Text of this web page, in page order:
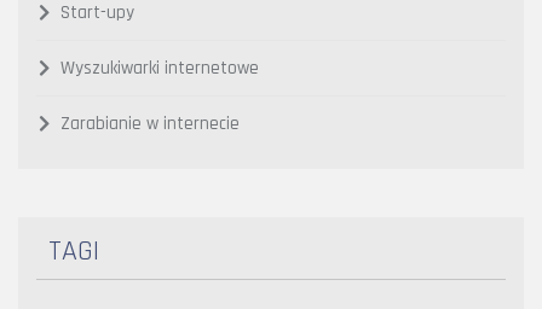
Start-upy
Wyszukiwarki internetowe
Zarabianie w internecie
TAGI